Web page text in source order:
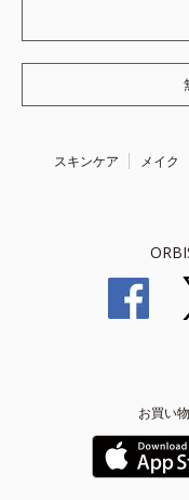
スキンケア メイク
お買い